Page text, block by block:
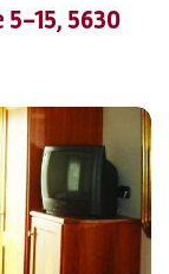
15, 5630